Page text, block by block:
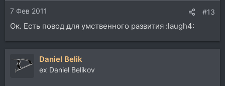
7 Фев 2011 #13
Ок. Есть повод для умственного развития :laugh4:
Daniel Belik
ex Daniel Belikov